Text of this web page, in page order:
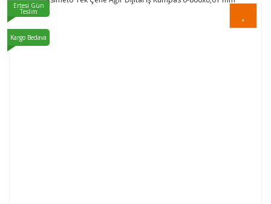
Ertesi Gün
Teslim
Kargo Bedava